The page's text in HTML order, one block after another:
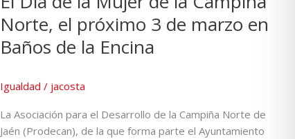
Norte, el próximo 3 de marzo en
Baños de la Encina
Igualdad / jacosta
La Asociación para el Desarrollo de la Campiña Norte de
Jaén (Prodecan), de la que forma parte el Ayuntamiento